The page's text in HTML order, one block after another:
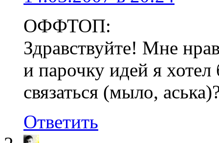
ОФФТОП:
Здравствуйте! Мне
и парочку идей я
связаться (мыло,
Ответить